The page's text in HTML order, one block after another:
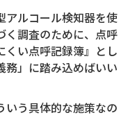
アルコール検知器を使
く調査のために、点呼
くい点呼記録簿』とし
務」に踏み込めばいい
いう具体的な施策なの